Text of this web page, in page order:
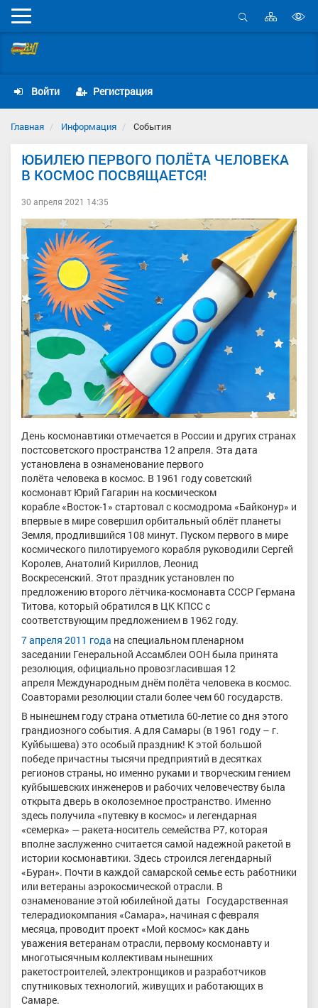
Мобильное
меню
Открыть
Карта
сайта
Войти Регистрация
Главная Информация События
ЮБИЛЕЮ ПЕРВОГО ПОЛЁТА ЧЕЛОВЕКА
В КОСМОС ПОСВЯЩАЕТСЯ!
30 апреля 2021 14:35
День космонавтики отмечается в России и других странах
постсоветского пространства 12 апреля. Эта дата
установлена в ознаменование первого
полёта человека в космос. В 1961 году советский
космонавт Юрий Гагарин на космическом
корабле «Восток-1» стартовал с космодрома «Байконур» и
впервые в мире совершил орбитальный облёт планеты
Земля, продлившийся 108 минут. Пуском первого в мире
космического пилотируемого корабля руководили Сергей
Королев, Анатолий Кириллов, Леонид
Воскресенский. Этот праздник установлен по
предложению второго лётчика-космонавта СССР Германа
Титова, который обратился в ЦК КПСС с
соответствующим предложением в 1962 году.
7 апреля 2011 года на специальном пленарном
заседании Генеральной Ассамблеи ООН была принята
резолюция, официально провозгласившая 12
апреля Международным днём полёта человека в космос.
Соавторами резолюции стали более чем 60 государств.
В нынешнем году страна отметила 60-летие со дня этого
грандиозного события. А для Самары (в 1961 году – г.
Куйбышева) это особый праздник! К этой большой
победе причастны тысячи предприятий в десятках
регионов страны, но именно руками и творческим гением
куйбышевских инженеров и рабочих человечеству была
открыта дверь в околоземное пространство. Именно
здесь получила «путевку в космос» и легендарная
«семерка» — ракета-носитель семейства Р7, которая
вполне заслуженно считается самой надежной ракетой в
истории космонавтики. Здесь строился легендарный
«Буран». Почти в каждой самарской семье есть работники
или ветераны аэрокосмической отрасли. В
ознаменование этой юбилейной даты Государственная
телерадиокомпания «Самара», начиная с февраля
месяца, проводит проект «Мой космос» как дань
уважения ветеранам отрасли, первому космонавту и
многотысячным коллективам нынешних
ракетостроителей, электронщиков и разработчиков
спутниковых технологий, живущих и работающих в
Самаре.